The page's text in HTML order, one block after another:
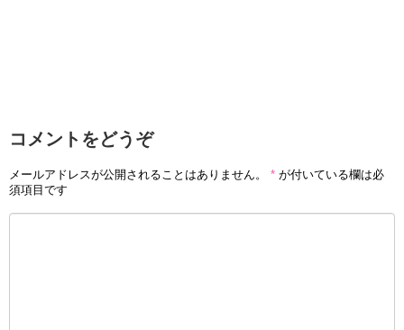
コメントをどうぞ
メールアドレスが公開されることはありません。 * が付いている欄は必
須項目です